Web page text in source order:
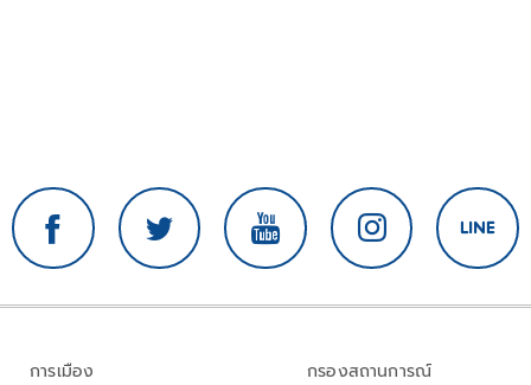
การเมือง
กรองสถานการณ์